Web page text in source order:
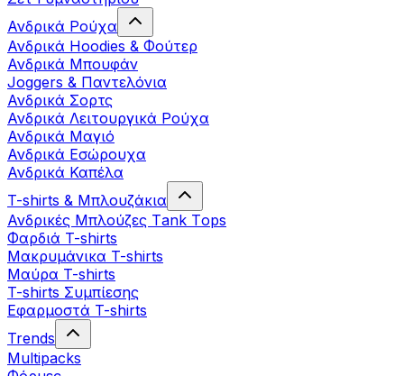
Ανδρικά Ρούχα
Ανδρικά Hoodies & Φούτερ
Ανδρικά Μπουφάν
Joggers & Παντελόνια
Ανδρικά Σορτς
Ανδρικά Λειτουργικά Ρούχα
Ανδρικά Μαγιό
Ανδρικά Εσώρουχα
Ανδρικά Καπέλα
T-shirts & Μπλουζάκια
Ανδρικές Mπλούζες Τank Τops
Φαρδιά T-shirts
Μακρυμάνικα T-shirts
Μαύρα T-shirts
T-shirts Συμπίεσης
Εφαρμοστά T-shirts
Trends
Multipacks